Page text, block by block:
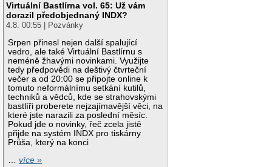
Virtuální Bastlírna vol. 65: Už vám
dorazil předobjednaný INDX?
4.8. 00:55 | Pozvánky
Srpen přinesl nejen další spalující
vedro, ale také Virtuální Bastlírnu s
neméně žhavými novinkami. Využijte
tedy předpovědi na deštivý čtvrteční
večer a od 20:00 se připojte online k
tomuto neformálnímu setkání kutilů,
techniků a vědců, kde se strahovskými
bastlíři proberete nejzajímavější věci, na
které jste narazili za poslední měsíc.
Pokud jde o novinky, řeč zcela jistě
přijde na systém INDX pro tiskárny
Průša, který na konci
…více »